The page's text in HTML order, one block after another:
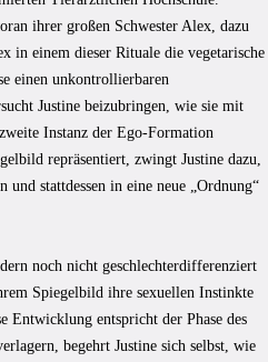
ihrer großen Schwester Alex, dazu
in einem dieser Rituale die vegetarische
einen unkontrollierbaren
Justine beizubringen, wie sie mit
Instanz der Ego-Formation
repräsentiert, zwingt Justine dazu,
stattdessen in eine neue „Ordnung“
noch nicht geschlechterdifferenziert
Spiegelbild ihre sexuellen Instinkte
entspricht der Phase des
begehrt Justine sich selbst, wie